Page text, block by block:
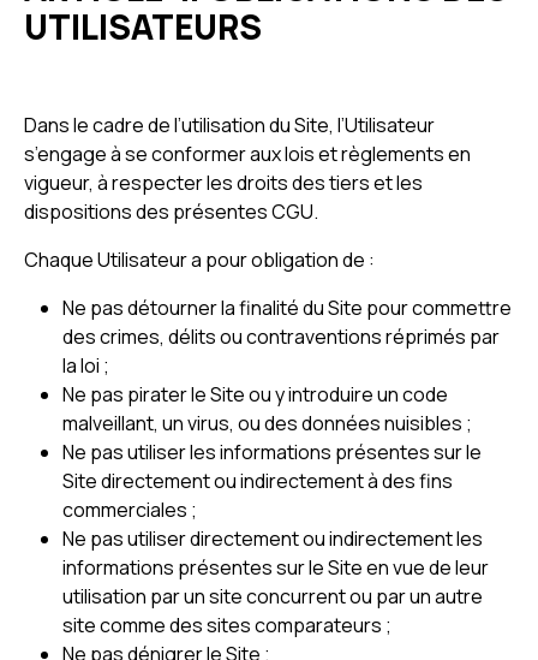
UTILISATEURS
Dans le cadre de l’utilisation du Site, l’Utilisateur
s’engage à se conformer aux lois et règlements en
vigueur, à respecter les droits des tiers et les
dispositions des présentes CGU.
Chaque Utilisateur a pour obligation de :
Ne pas détourner la finalité du Site pour commettre
des crimes, délits ou contraventions réprimés par
la loi ;
Ne pas pirater le Site ou y introduire un code
malveillant, un virus, ou des données nuisibles ;
Ne pas utiliser les informations présentes sur le
Site directement ou indirectement à des fins
commerciales ;
Ne pas utiliser directement ou indirectement les
informations présentes sur le Site en vue de leur
utilisation par un site concurrent ou par un autre
site comme des sites comparateurs ;
Ne pas dénigrer le Site ;